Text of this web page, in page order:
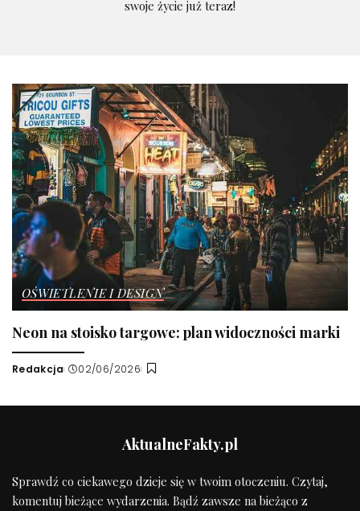
swoje życie już teraz!
OŚWIETLENIE I DESIGN
Neon na stoisko targowe: plan widoczności marki
Wysłany
Redakcja 02/06/2026
AktualneFakty.pl
Sprawdź co ciekawego dzieje się w twoim otoczeniu. Czytaj,
komentuj bieżące wydarzenia. Bądź zawsze na bieżąco z